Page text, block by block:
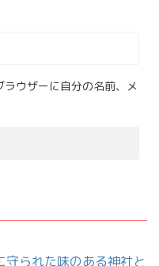
ウザーに自分の名前、メ